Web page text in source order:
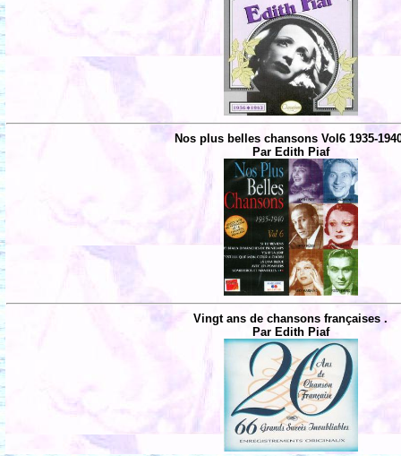
Nos plus belles chansons Vol6 1935-
Par Edith Piaf
Vingt ans de chansons françaises .
Par Edith Piaf